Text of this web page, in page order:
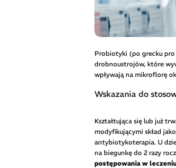
Probiotyki (po grecku pro
drobnoustrojów, które
wpływają na mikroflorę
Wskazania do
Kształtująca się lub już
modyfikującymi skład
antybiotykoterapia. U
na biegunkę do 2 razy
postępowania w